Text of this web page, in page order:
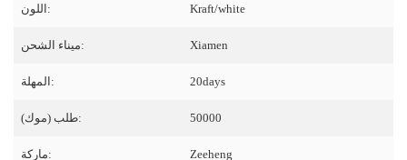
اللون: Kraft/white
ميناء الشحن: Xiamen
المهلة: 20days
طلب (موك): 50000
ماركة: Zeeheng